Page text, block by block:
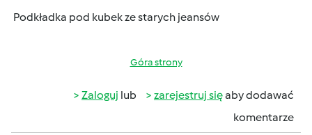
Podkładka pod kubek ze starych jeansów
Góra strony
Zaloguj lub zarejestruj sięaby dodawać
komentarze